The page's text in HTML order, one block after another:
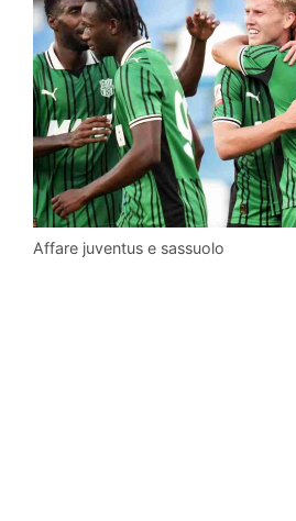
Affare juventus e sassuolo